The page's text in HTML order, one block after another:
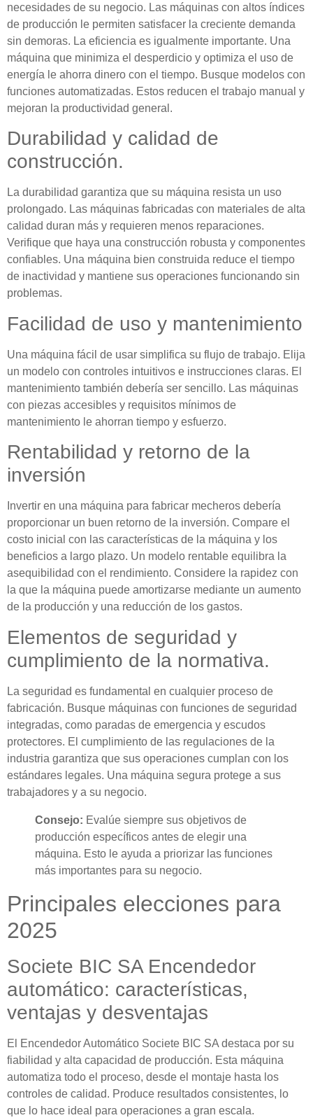
necesidades de su negocio. Las máquinas con altos índices
de producción le permiten satisfacer la creciente demanda
sin demoras. La eficiencia es igualmente importante. Una
máquina que minimiza el desperdicio y optimiza el uso de
energía le ahorra dinero con el tiempo. Busque modelos con
funciones automatizadas. Estos reducen el trabajo manual y
mejoran la productividad general.
Durabilidad y calidad de
construcción.
La durabilidad garantiza que su máquina resista un uso
prolongado. Las máquinas fabricadas con materiales de alta
calidad duran más y requieren menos reparaciones.
Verifique que haya una construcción robusta y componentes
confiables. Una máquina bien construida reduce el tiempo
de inactividad y mantiene sus operaciones funcionando sin
problemas.
Facilidad de uso y mantenimiento
Una máquina fácil de usar simplifica su flujo de trabajo. Elija
un modelo con controles intuitivos e instrucciones claras. El
mantenimiento también debería ser sencillo. Las máquinas
con piezas accesibles y requisitos mínimos de
mantenimiento le ahorran tiempo y esfuerzo.
Rentabilidad y retorno de la
inversión
Invertir en una máquina para fabricar mecheros debería
proporcionar un buen retorno de la inversión. Compare el
costo inicial con las características de la máquina y los
beneficios a largo plazo. Un modelo rentable equilibra la
asequibilidad con el rendimiento. Considere la rapidez con
la que la máquina puede amortizarse mediante un aumento
de la producción y una reducción de los gastos.
Elementos de seguridad y
cumplimiento de la normativa.
La seguridad es fundamental en cualquier proceso de
fabricación. Busque máquinas con funciones de seguridad
integradas, como paradas de emergencia y escudos
protectores. El cumplimiento de las regulaciones de la
industria garantiza que sus operaciones cumplan con los
estándares legales. Una máquina segura protege a sus
trabajadores y a su negocio.
Consejo: Evalúe siempre sus objetivos de
producción específicos antes de elegir una
máquina. Esto le ayuda a priorizar las funciones
más importantes para su negocio.
Principales elecciones para
2025
Societe BIC SA Encendedor
automático: características,
ventajas y desventajas
El Encendedor Automático Societe BIC SA destaca por su
fiabilidad y alta capacidad de producción. Esta máquina
automatiza todo el proceso, desde el montaje hasta los
controles de calidad. Produce resultados consistentes, lo
que lo hace ideal para operaciones a gran escala.